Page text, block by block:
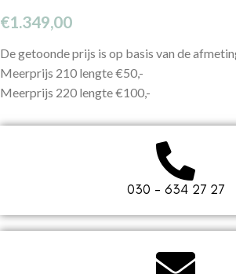
€1.349,00
De getoonde prijs is op basis van de
Meerprijs 210 lengte €50,-
Meerprijs 220 lengte €100,-
030 - 634 27 27